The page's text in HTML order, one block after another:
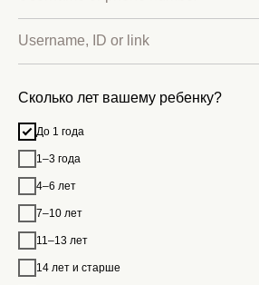
Сколько лет вашему ребенку?
До 1 года
1–3 года
4–6 лет
7–10 лет
11–13 лет
14 лет и старше
возможностей».